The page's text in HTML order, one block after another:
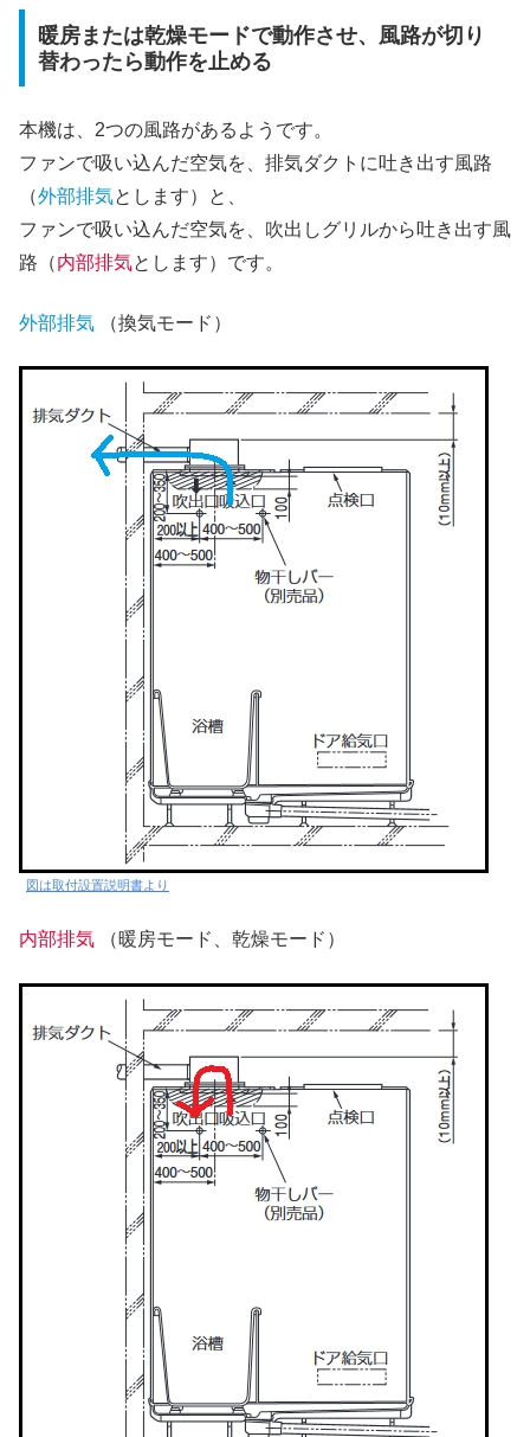
暖房または乾燥モードで動作させ、風路が切り
替わったら動作を止める
本機は、2つの風路があるようです。
ファンで吸い込んだ空気を、排気ダクトに吐き出す風路
（外部排気とします）と、
ファンで吸い込んだ空気を、吹出しグリルから吐き出す風
路（内部排気とします）です。
外部排気 （換気モード）
図は取付設置説明書より
内部排気 （暖房モード、乾燥モード）